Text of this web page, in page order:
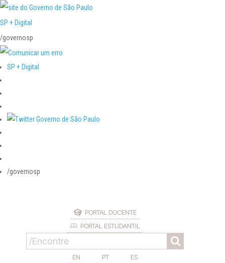
SP + Digital
/governosp
SP + Digital
/governosp
PORTAL DOCENTE
PORTAL ESTUDANTIL
EN PT ES